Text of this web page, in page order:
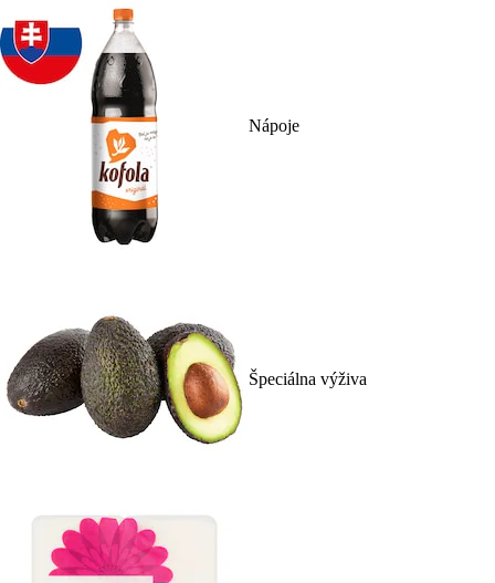
Nápoje
Špeciálna výživa